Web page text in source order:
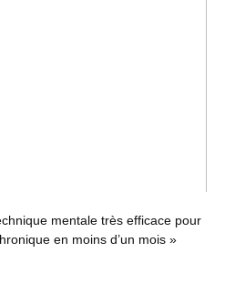
mentale très efficace pour
en moins d’un mois »